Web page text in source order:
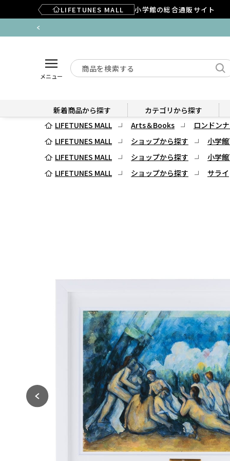
LIFETUNES MALL 小学館の総合通販サイト
メニュー
新着商品から探す
カテゴリから探す
LIFETUNES MALL
Arts＆Books
ロンドン
LIFETUNES MALL
ショップから探す
小学
LIFETUNES MALL
ショップから探す
小学
LIFETUNES MALL
ショップから探す サライ